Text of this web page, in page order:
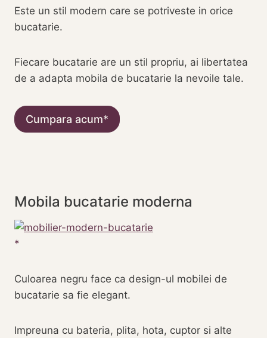
Este un stil modern care se potriveste in orice
bucatarie.
Fiecare bucatarie are un stil propriu, ai libertatea
de a adapta mobila de bucatarie la nevoile tale.
Cumpara acum
Mobila bucatarie moderna
Culoarea negru face ca design-ul mobilei de
bucatarie sa fie elegant.
Impreuna cu bateria, plita, hota, cuptor si alte